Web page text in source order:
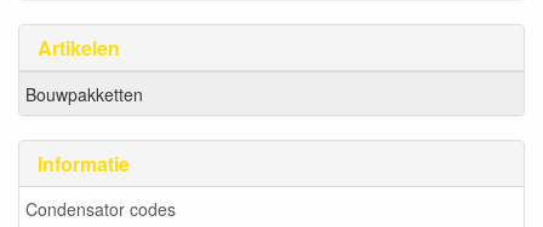
Artikelen
Bouwpakketten
Informatie
Condensator codes